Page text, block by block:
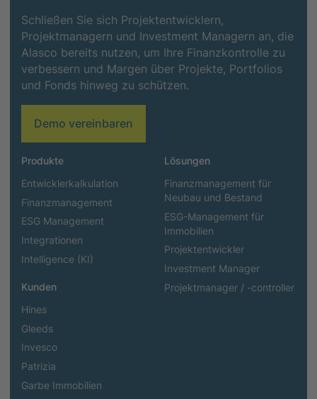
Schließen Sie sich Projektentwicklern,
Projektmanagern und Investment Managern an, die
Alasco bereits nutzen, um Ihre Finanzkontrolle zu
verbessern und Margen über Projekte, Portfolios
und Fonds hinweg zu schützen.
Demo vereinbaren
Produkte
Entwicklerkalkulation
Finanzmanagement
ESG Management
Integrationen
Intelligence (KI)
Kunden
Hines
Gleeds
Invesco
Patrizia
Garbe Immobilien
Lösungen
Finanzmanagement für
Neubau und Bestand
ESG-Management für
Immobilien
Projektentwickler
Investment Manager
Projektmanager / -controller